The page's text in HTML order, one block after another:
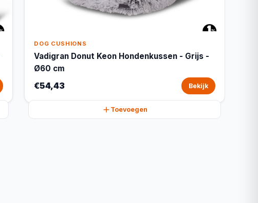
DOG CUSHIONS
Vadigran Donut Keon Hondenkussen - Grijs -
Ø60 cm
€54,43 Bekijk
Toevoegen